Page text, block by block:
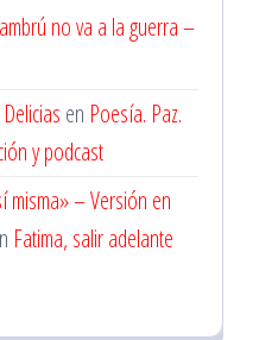
no va a la guerra –
en Poesía. Paz.
y podcast
misma» – Versión en
Fatima, salir adelante